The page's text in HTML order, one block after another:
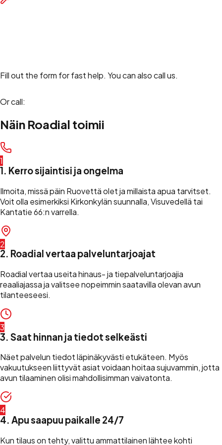
Fill out the form for fast help. You can also call us.
Or call:
Näin Roadial toimii
1
1. Kerro sijaintisi ja ongelma
Ilmoita, missä päin Ruovettä olet ja millaista apua tarvitset.
Voit olla esimerkiksi Kirkonkylän suunnalla, Visuvedellä tai
Kantatie 66:n varrella.
2
2. Roadial vertaa palveluntarjoajat
Roadial vertaa useita hinaus- ja tiepalveluntarjoajia
reaaliajassa ja valitsee nopeimmin saatavilla olevan avun
tilanteeseesi.
3
3. Saat hinnan ja tiedot selkeästi
Näet palvelun tiedot läpinäkyvästi etukäteen. Myös
vakuutukseen liittyvät asiat voidaan hoitaa sujuvammin, jotta
avun tilaaminen olisi mahdollisimman vaivatonta.
4
4. Apu saapuu paikalle 24/7
Kun tilaus on tehty, valittu ammattilainen lähtee kohti